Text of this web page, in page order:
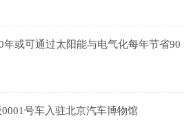
年或可通过太阳能与电气化每年节省90
号车入驻北京汽车博物馆